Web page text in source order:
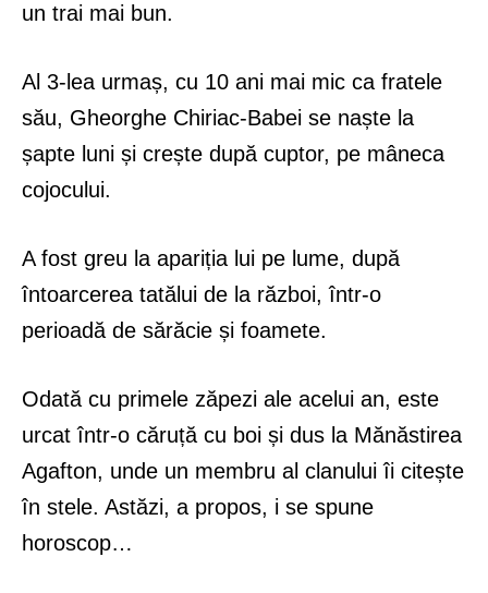
un trai mai bun.
Al 3-lea urmaș, cu 10 ani mai mic ca fratele
său, Gheorghe Chiriac-Babei se naște la
șapte luni și crește după cuptor, pe mâneca
cojocului.
A fost greu la apariția lui pe lume, după
întoarcerea tatălui de la război, într-o
perioadă de sărăcie și foamete.
Odată cu primele zăpezi ale acelui an, este
urcat într-o căruță cu boi și dus la Mănăstirea
Agafton, unde un membru al clanului îi citește
în stele. Astăzi, a propos, i se spune
horoscop…